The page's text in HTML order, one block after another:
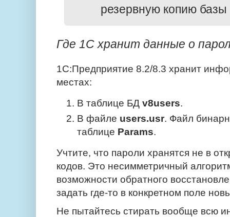
резервную копию
Где 1С хранит данные о
1С:Предприятие 8.2/8.3 хранит
местах:
В таблице БД v8users.
В файле users.usr. Файл
таблице Params.
Учтите, что пароли хранятся не в
кодов. Это несимметричный
возможности обратного
задать где-то в конкретном поле
Не пытайтесь стирать вообще всю